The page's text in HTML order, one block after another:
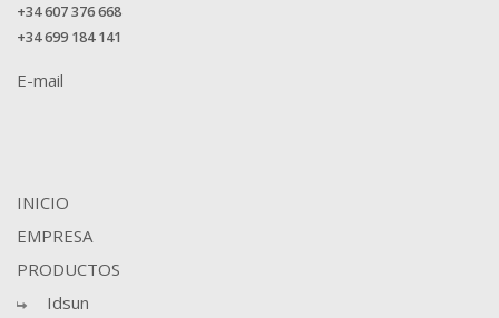
+34 607 376 668
+34 699 184 141
E-mail
INICIO
EMPRESA
PRODUCTOS
Idsun